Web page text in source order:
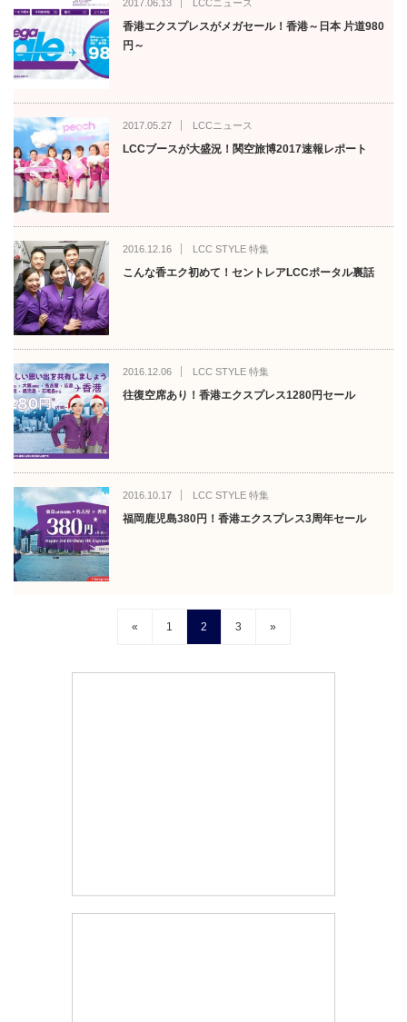
2017.06.13 LCCニュース
香港エクスプレスがメガセール！香港～日本 片道980
円～
2017.05.27 LCCニュース
LCCブースが大盛況！関空旅博2017速報レポート
2016.12.16 LCC STYLE 特集
こんな香エク初めて！セントレアLCCポータル裏話
2016.12.06 LCC STYLE 特集
往復空席あり！香港エクスプレス1280円セール
2016.10.17 LCC STYLE 特集
福岡鹿児島380円！香港エクスプレス3周年セール
« 1 2 3 »